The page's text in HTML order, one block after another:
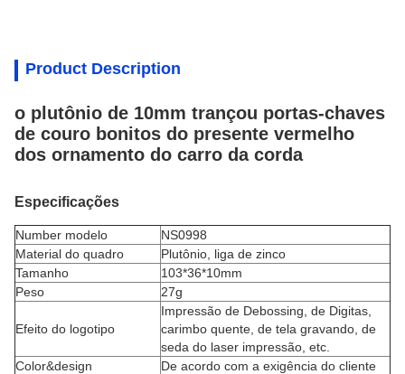
Product Description
o plutônio de 10mm trançou portas-chaves
de couro bonitos do presente vermelho
dos ornamento do carro da corda
Especificações
Number modelo
NS0998
Material do quadro
Plutônio, liga de zinco
Tamanho
103*36*10mm
Peso
27g
Efeito do logotipo
Impressão de Debossing, de Digitas,
carimbo quente, de tela gravando, de
seda do laser impressão, etc.
Color&design
De acordo com a exigência do cliente